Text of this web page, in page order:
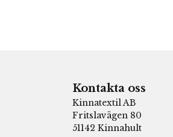
Kontakta oss
Kinnatextil AB
Fritslavägen 80
51142 Kinnahult